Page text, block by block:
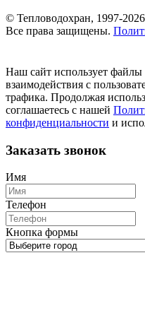
© Тепловодохран, 1997-2026
Все права защищены.
Наш сайт использует
взаимодействия с
трафика. Продолжая
соглашаетесь с нашей
конфиденциальности и
Заказать звонок
Имя
Телефон
Кнопка формы